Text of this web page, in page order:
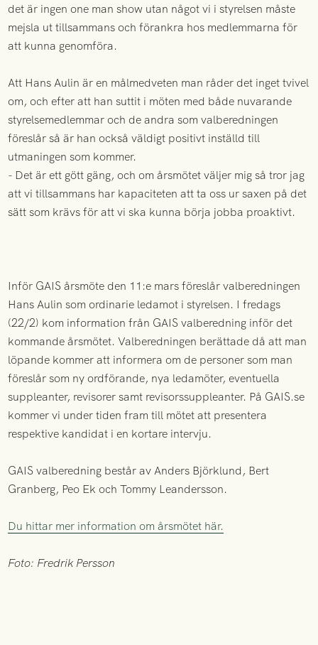
det är ingen one man show utan något vi i styrelsen måste
mejsla ut tillsammans och förankra hos medlemmarna för
att kunna genomföra.
Att Hans Aulin är en målmedveten man råder det inget tvivel
om, och efter att han suttit i möten med både nuvarande
styrelsemedlemmar och de andra som valberedningen
föreslår så är han också väldigt positivt inställd till
utmaningen som kommer.
- Det är ett gött gäng, och om årsmötet väljer mig så tror jag
att vi tillsammans har kapaciteten att ta oss ur saxen på det
sätt som krävs för att vi ska kunna börja jobba proaktivt.
Inför GAIS årsmöte den 11:e mars föreslår valberedningen
Hans Aulin som ordinarie ledamot i styrelsen. I fredags
(22/2) kom information från GAIS valberedning inför det
kommande årsmötet. Valberedningen berättade då att man
löpande kommer att informera om de personer som man
föreslår som ny ordförande, nya ledamöter, eventuella
suppleanter, revisorer samt revisorssuppleanter. På GAIS.se
kommer vi under tiden fram till mötet att presentera
respektive kandidat i en kortare intervju.
GAIS valberedning består av Anders Björklund, Bert
Granberg, Peo Ek och Tommy Leandersson.
Du hittar mer information om årsmötet här.
Foto: Fredrik Persson